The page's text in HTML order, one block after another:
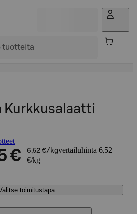
Kurkkusalaatti
€ 6,52 €/kgvertailuhinta 6,52
€/kg
toimitustapa